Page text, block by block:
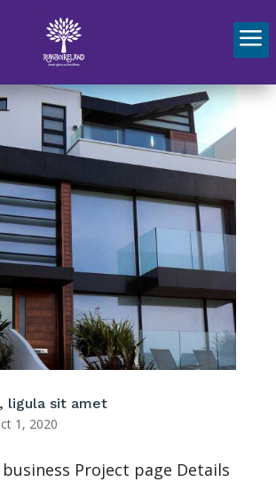
a
ligula sit amet
1, 2020
Project page Details
Idioma »